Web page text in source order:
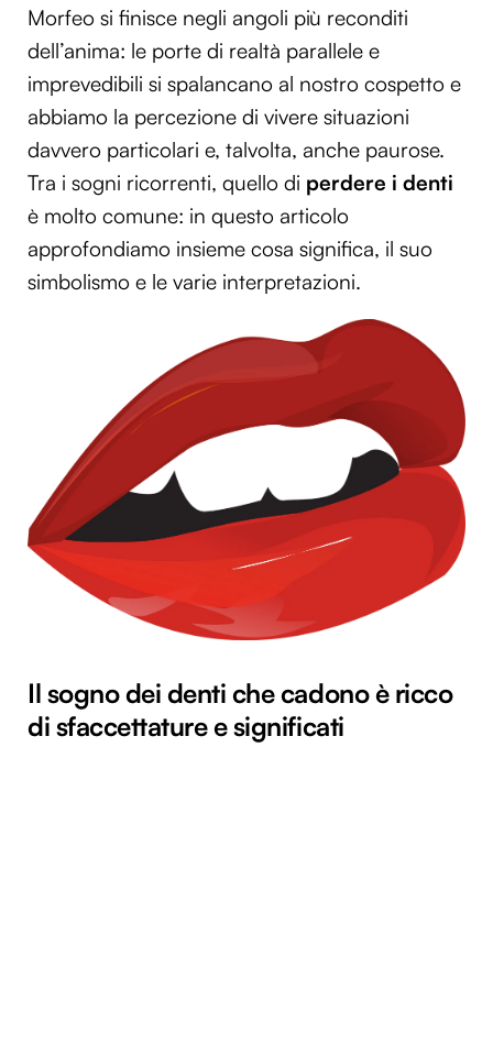
Morfeo si finisce negli angoli più reconditi
dell’anima: le porte di realtà parallele e
imprevedibili si spalancano al nostro cospetto e
abbiamo la percezione di vivere situazioni
davvero particolari e, talvolta, anche paurose.
Tra i sogni ricorrenti, quello di perdere i denti
è molto comune: in questo articolo
approfondiamo insieme cosa significa, il suo
simbolismo e le varie interpretazioni.
Il sogno dei denti che cadono è ricco
di sfaccettature e significati